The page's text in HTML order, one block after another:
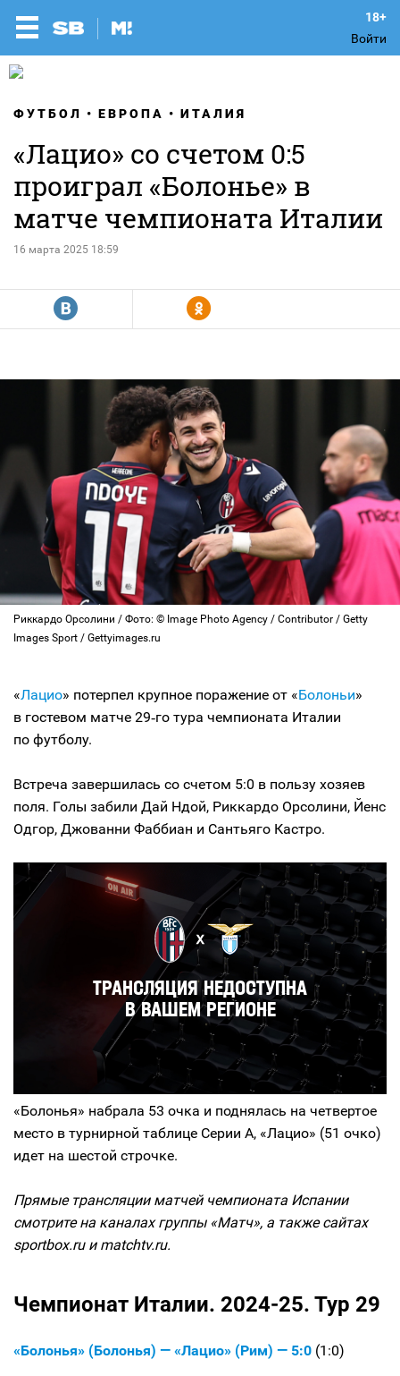
Войти
ФУТБОЛ ЕВРОПА ИТАЛИЯ
«Лацио» со счетом 0:5
проиграл «Болонье» в
матче чемпионата Италии
16 марта 2025 18:59
R Y
Риккардо Орсолини / Фото: © Image Photo Agency / Contributor / Getty
Images Sport / Gettyimages.ru
«Лацио» потерпел крупное поражение от «Болоньи»
в гостевом матче 29‑го тура чемпионата Италии
по футболу.
Встреча завершилась со счетом 5:0 в пользу хозяев
поля. Голы забили Дай Ндой, Риккардо Орсолини, Йенс
Одгор, Джованни Фаббиан и Сантьяго Кастро.
«Болонья» набрала 53 очка и поднялась на четвертое
место в турнирной таблице Серии А, «Лацио» (51 очко)
идет на шестой строчке.
Прямые трансляции матчей чемпионата Испании
смотрите на каналах группы «Матч», а также сайтах
sportbox.ru и matchtv.ru.
Чемпионат Италии. 2024-25. Тур 29
«Болонья» (Болонья) — «Лацио» (Рим) — 5:0 (1:0)